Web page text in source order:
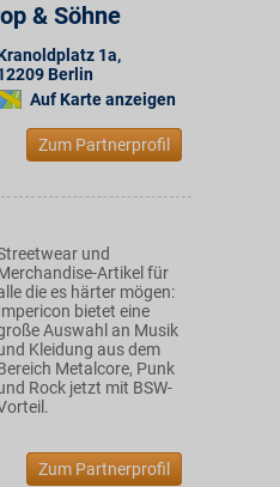
& Söhne
1a,
Berlin
Auf Karte anzeigen
Zum Partnerprofil
und
Artikel für
die es härter mögen:
bietet eine
Auswahl an Musik
Kleidung aus dem
Metalcore, Punk
Rock jetzt mit BSW-
Zum Partnerprofil